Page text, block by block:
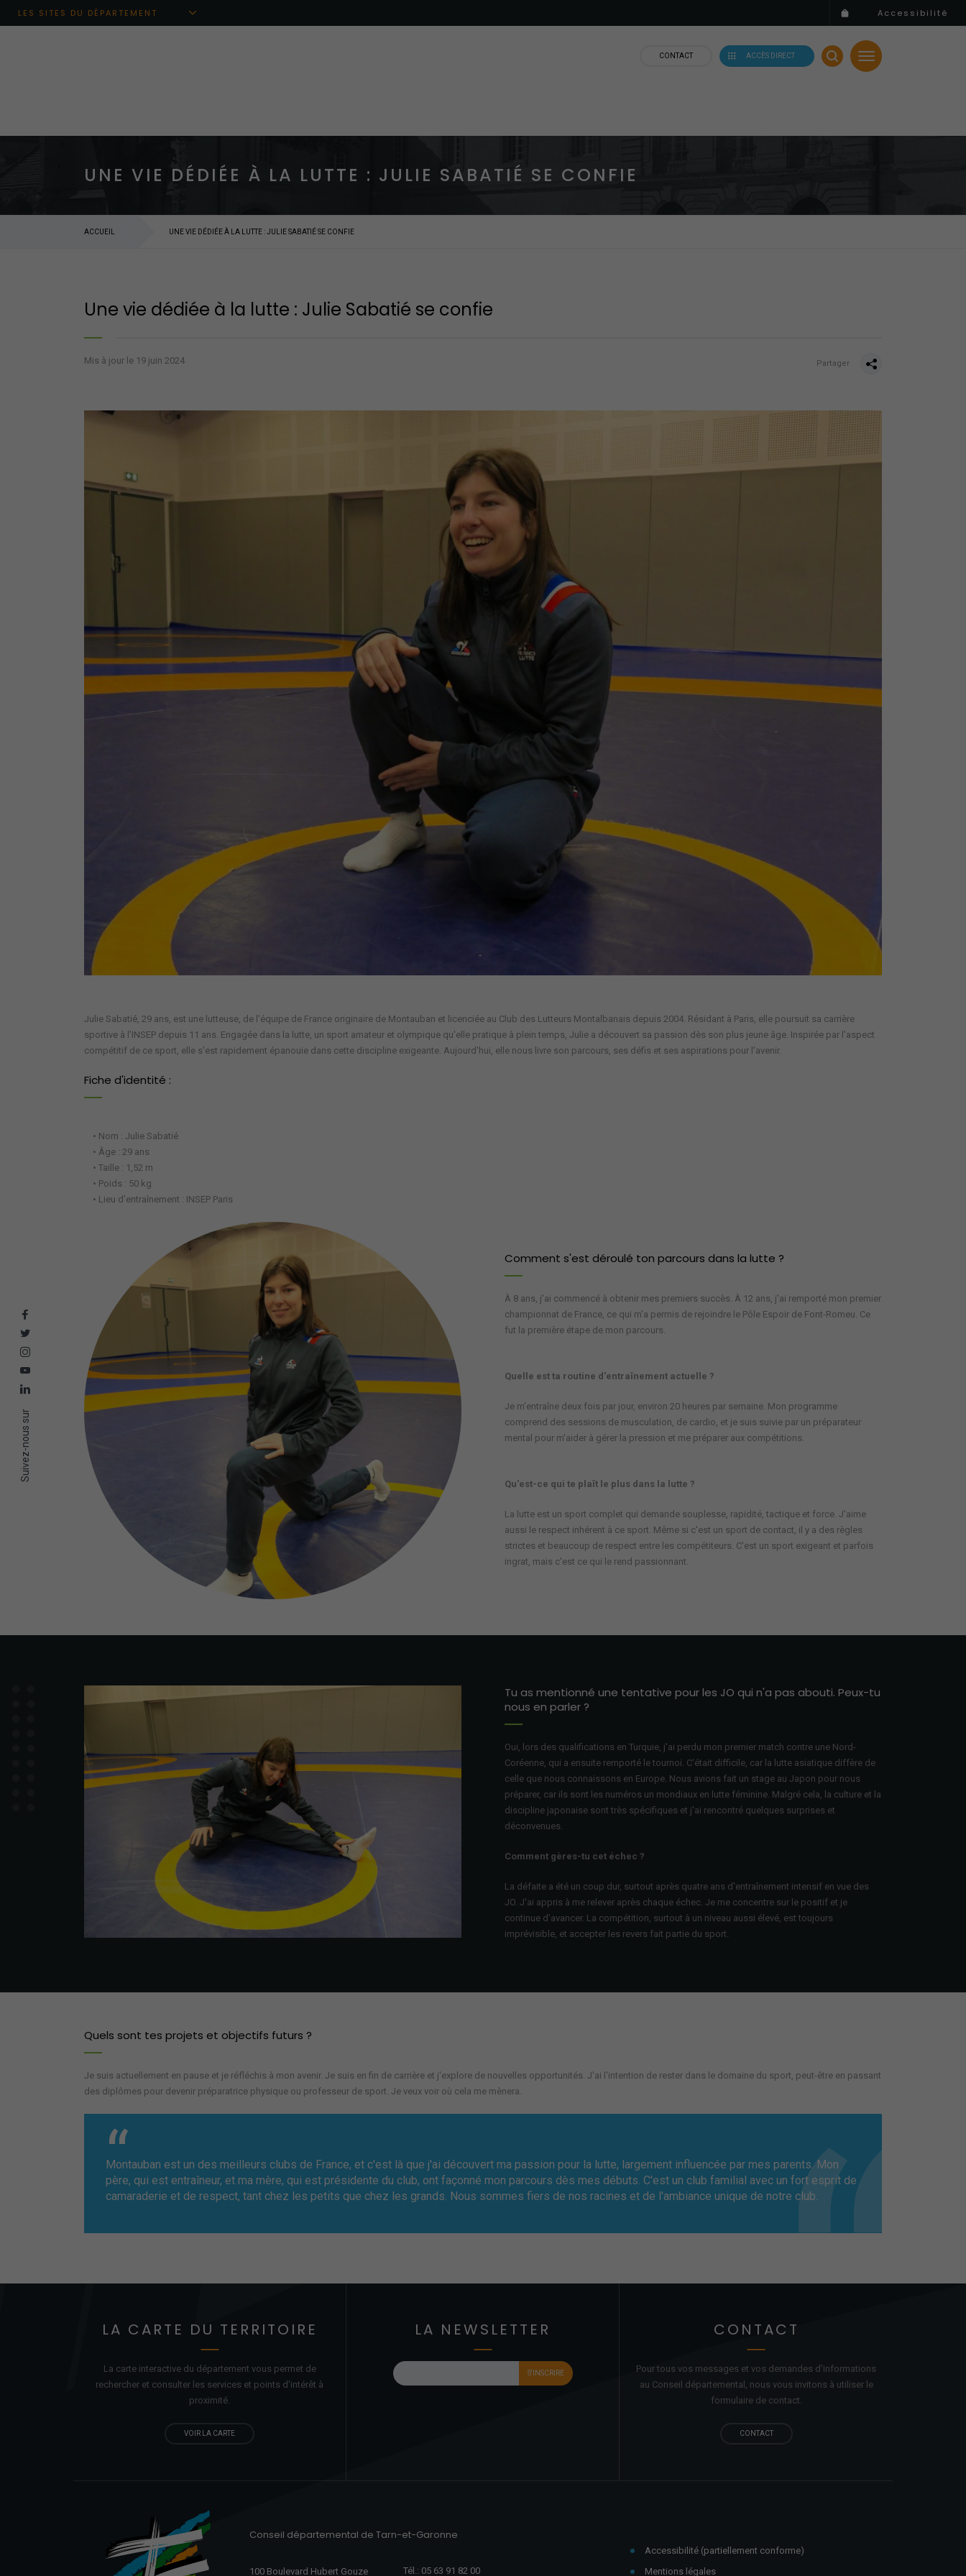
Aller au menu principal
Aller au contenu
Aller à la recherche
LES SITES DU DÉPARTEMENT Accessibilité
Suivez-nous sur
CONTACT ACCÈS DIRECT
UNE VIE DÉDIÉE À LA LUTTE : JULIE SABATIÉ SE CONFIE
ACCUEIL UNE VIE DÉDIÉE À LA LUTTE : JULIE SABATIÉ SE CONFIE
Une vie dédiée à la lutte : Julie Sabatié se confie
Mis à jour le 19 juin 2024 Partager
Julie Sabatié, 29 ans, est une lutteuse, de l'équipe de France originaire de Montauban et licenciée au Club des Lutteurs Montalbanais depuis 2004. Résidant à Paris, elle poursuit sa carrière
sportive à l'INSEP depuis 11 ans. Engagée dans la lutte, un sport amateur et olympique qu'elle pratique à plein temps, Julie a découvert sa passion dès son plus jeune âge. Inspirée par l'aspect
compétitif de ce sport, elle s'est rapidement épanouie dans cette discipline exigeante. Aujourd'hui, elle nous livre son parcours, ses défis et ses aspirations pour l'avenir.
Fiche d'identité :
• Nom : Julie Sabatié
• Âge : 29 ans
• Taille : 1,52 m
• Poids : 50 kg
• Lieu d'entraînement : INSEP Paris
Comment s'est déroulé ton parcours dans la lutte ?
À 8 ans, j'ai commencé à obtenir mes premiers succès. À 12 ans, j'ai remporté mon premier
championnat de France, ce qui m'a permis de rejoindre le Pôle Espoir de Font-Romeu. Ce
fut la première étape de mon parcours.
Quelle est ta routine d'entraînement actuelle ?
Je m'entraîne deux fois par jour, environ 20 heures par semaine. Mon programme
comprend des sessions de musculation, de cardio, et je suis suivie par un préparateur
mental pour m'aider à gérer la pression et me préparer aux compétitions.
Qu'est-ce qui te plaît le plus dans la lutte ?
La lutte est un sport complet qui demande souplesse, rapidité, tactique et force. J'aime
aussi le respect inhérent à ce sport. Même si c'est un sport de contact, il y a des règles
strictes et beaucoup de respect entre les compétiteurs. C'est un sport exigeant et parfois
ingrat, mais c'est ce qui le rend passionnant.
Tu as mentionné une tentative pour les JO qui n'a pas abouti. Peux-tu
nous en parler ?
Oui, lors des qualifications en Turquie, j'ai perdu mon premier match contre une Nord-
Coréenne, qui a ensuite remporté le tournoi. C'était difficile, car la lutte asiatique diffère de
celle que nous connaissons en Europe. Nous avions fait un stage au Japon pour nous
préparer, car ils sont les numéros un mondiaux en lutte féminine. Malgré cela, la culture et la
discipline japonaise sont très spécifiques et j'ai rencontré quelques surprises et
déconvenues.
Comment gères-tu cet échec ?
La défaite a été un coup dur, surtout après quatre ans d'entraînement intensif en vue des
JO. J'ai appris à me relever après chaque échec. Je me concentre sur le positif et je
continue d’avancer. La compétition, surtout à un niveau aussi élevé, est toujours
imprévisible, et accepter les revers fait partie du sport.
Quels sont tes projets et objectifs futurs ?
Je suis actuellement en pause et je réfléchis à mon avenir. Je suis en fin de carrière et j'explore de nouvelles opportunités. J'ai l'intention de rester dans le domaine du sport, peut-être en passant
des diplômes pour devenir préparatrice physique ou professeur de sport. Je veux voir où cela me mènera.
Montauban est un des meilleurs clubs de France, et c'est là que j'ai découvert ma passion pour la lutte, largement influencée par mes parents. Mon
père, qui est entraîneur, et ma mère, qui est présidente du club, ont façonné mon parcours dès mes débuts. C'est un club familial avec un fort esprit de
camaraderie et de respect, tant chez les petits que chez les grands. Nous sommes fiers de nos racines et de l'ambiance unique de notre club.
LA CARTE DU TERRITOIRE
La carte interactive du département vous permet de
rechercher et consulter les services et points d'intérêt à
proximité.
VOIR LA CARTE
LA NEWSLETTER CONTACT
Pour tous vos messages et vos demandes d'informations
au Conseil départemental, nous vous invitons à utiliser le
formulaire de contact.
CONTACT
Conseil départemental de Tarn-et-Garonne
100 Boulevard Hubert Gouze Tél.: 05 63 91 82 00
Accessibilité (partiellement conforme)
Mentions légales